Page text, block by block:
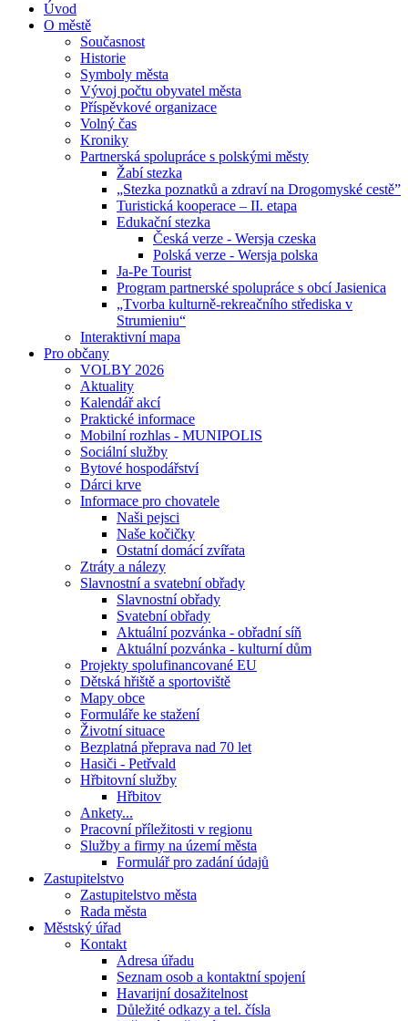
Úvod
O městě
Současnost
Historie
Symboly města
Vývoj počtu obyvatel města
Příspěvkové organizace
Volný čas
Kroniky
Partnerská spolupráce s polskými městy
Žabí stezka
„Stezka poznatků a zdraví na Drogomyské cestě”
Turistická kooperace – II. etapa
Edukační stezka
Česká verze - Wersja czeska
Polská verze - Wersja polska
Ja-Pe Tourist
Program partnerské spolupráce s obcí Jasienica
„Tvorba kulturně-rekreačního střediska v
Strumieniu“
Interaktivní mapa
Pro občany
VOLBY 2026
Aktuality
Kalendář akcí
Praktické informace
Mobilní rozhlas - MUNIPOLIS
Sociální služby
Bytové hospodářství
Dárci krve
Informace pro chovatele
Naši pejsci
Naše kočičky
Ostatní domácí zvířata
Ztráty a nálezy
Slavnostní a svatební obřady
Slavnostní obřady
Svatební obřady
Aktuální pozvánka - obřadní síň
Aktuální pozvánka - kulturní dům
Projekty spolufinancované EU
Dětská hřiště a sportoviště
Mapy obce
Formuláře ke stažení
Životní situace
Bezplatná přeprava nad 70 let
Hasiči - Petřvald
Hřbitovní služby
Hřbitov
Ankety...
Pracovní příležitosti v regionu
Služby a firmy na území města
Formulář pro zadání údajů
Zastupitelstvo
Zastupitelstvo města
Rada města
Městský úřad
Kontakt
Adresa úřadu
Seznam osob a kontaktní spojení
Havarijní dosažitelnost
Důležité odkazy a tel. čísla